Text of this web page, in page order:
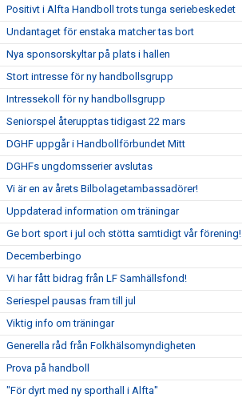
Positivt i Alfta Handboll trots tunga seriebeskedet
Undantaget för enstaka matcher tas bort
Nya sponsorskyltar på plats i hallen
Stort intresse för ny handbollsgrupp
Intressekoll för ny handbollsgrupp
Seniorspel återupptas tidigast 22 mars
DGHF uppgår i Handbollförbundet Mitt
DGHFs ungdomsserier avslutas
Vi är en av årets Bilbolagetambassadörer!
Uppdaterad information om träningar
Ge bort sport i jul och stötta samtidigt vår förening!
Decemberbingo
Vi har fått bidrag från LF Samhällsfond!
Seriespel pausas fram till jul
Viktig info om träningar
Generella råd från Folkhälsomyndigheten
Prova på handboll
"För dyrt med ny sporthall i Alfta"